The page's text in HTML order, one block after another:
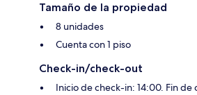
Tamaño de la propiedad
8 unidades
Cuenta con 1 piso
Check-in/check-out
Inicio de check-in: 14:00. Fin de